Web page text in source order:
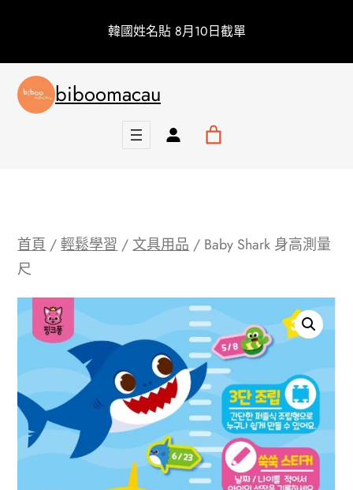
韓國姓名貼 8月10日截單
biboomacau
首頁 /輕鬆學習 / 文具用品 / Baby Shark 身高測量
尺